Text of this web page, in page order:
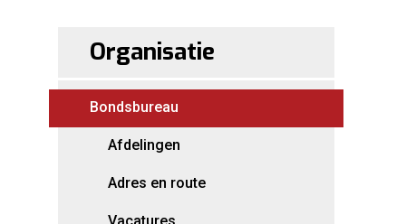
Organisatie
Bondsbureau
Afdelingen
Adres en route